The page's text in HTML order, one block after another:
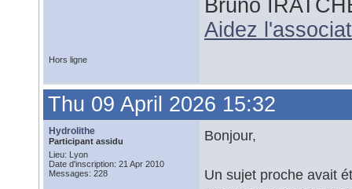
Bruno
Aidez
Hors ligne
Thu 09 April 2026 15:32
Hydrolithe
Participant assidu
Lieu: Lyon
Date d'inscription: 21 Apr 2010
Messages: 228
Bonjour,
Un sujet proche avait